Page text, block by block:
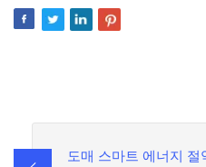
도매 스마트 에너지